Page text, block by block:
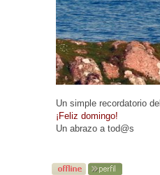
Un simple recordatorio
¡Feliz domingo!
Un abrazo a tod@s